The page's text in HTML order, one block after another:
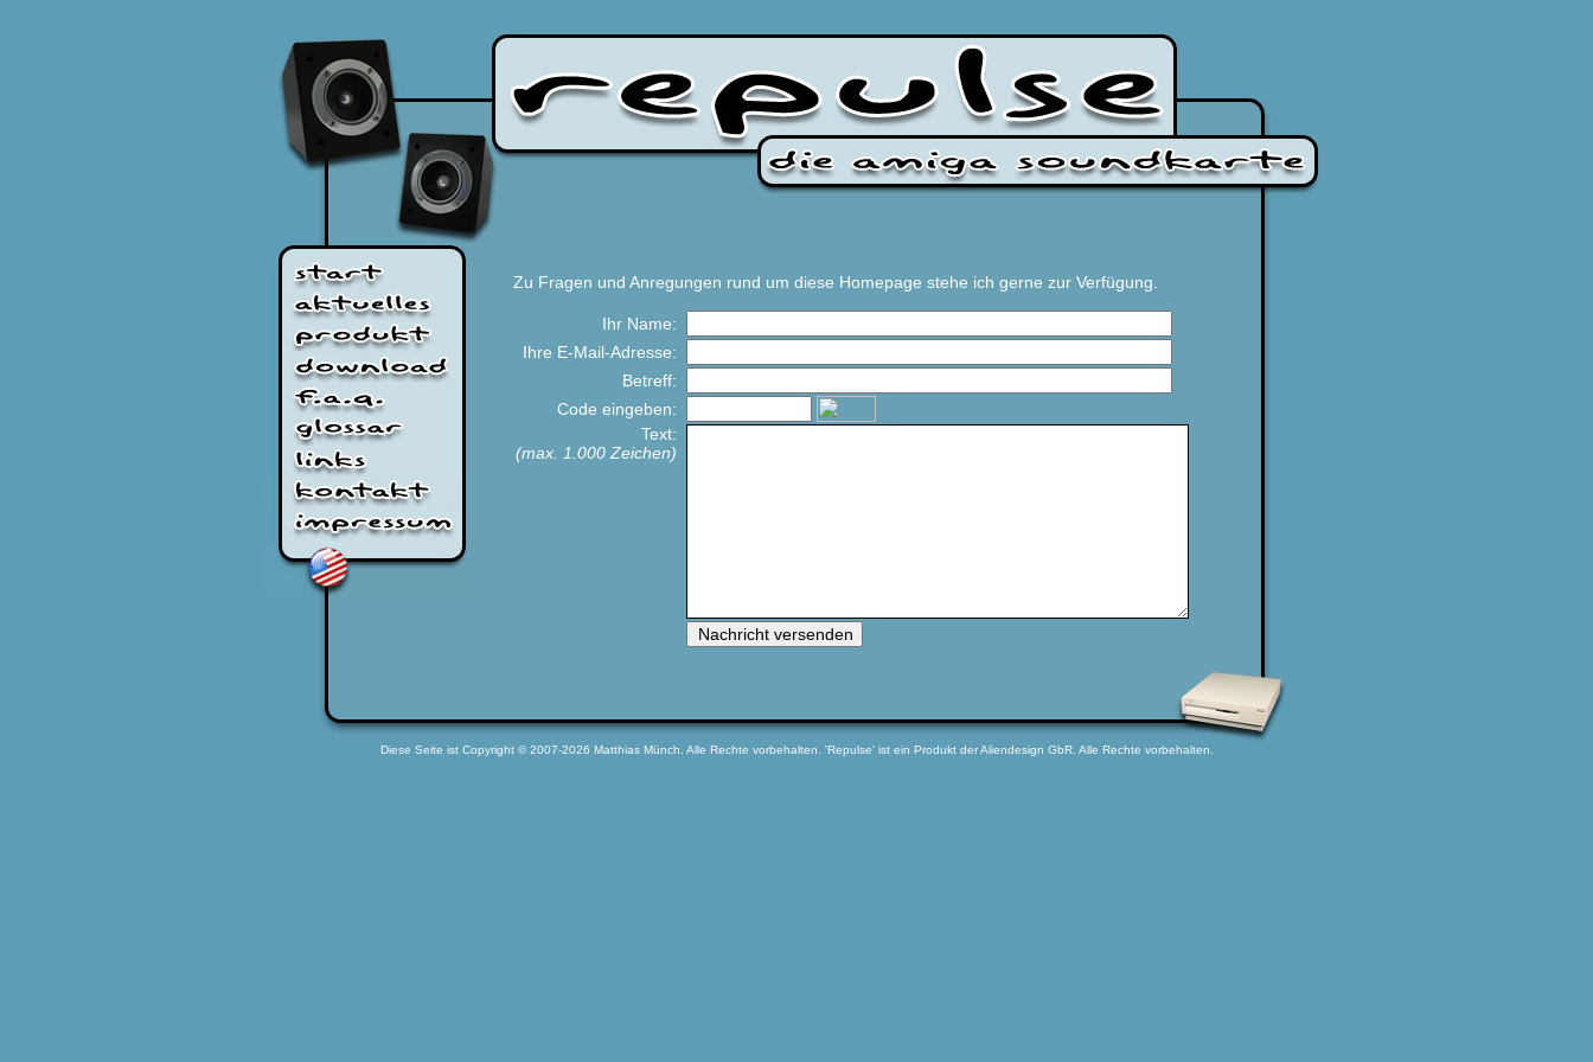
Zu Fragen und Anregungen rund um diese Homepage stehe ich gerne zur Verfügung.
Ihr Name:
Ihre E-Mail-Adresse:
Betreff:
Code eingeben:
Text:
(max. 1.000 Zeichen)
Diese Seite ist Copyright © 2007-2026 Matthias Münch. Alle Rechte vorbehalten. 'Repulse' ist ein Produkt der Aliendesign GbR. Alle Rechte vorbehalten.